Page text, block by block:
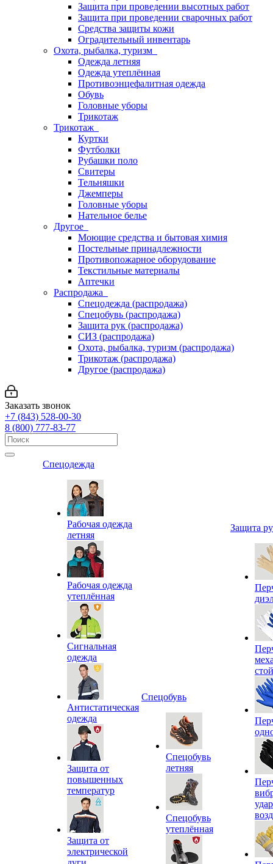
Защита при проведении высотных работ
Защита при проведении сварочных работ
Средства защиты кожи
Оградительный инвентарь
Охота, рыбалка, туризм
Одежда летняя
Одежда утеплённая
Противоэнцефалитная одежда
Обувь
Головные уборы
Трикотаж
Трикотаж
Куртки
Футболки
Рубашки поло
Свитеры
Тельняшки
Джемперы
Головные уборы
Нательное белье
Другое
Моющие средства и бытовая химия
Постельные принадлежности
Противопожарное оборудование
Текстильные материалы
Аптечки
Распродажа
Спецодежда (распродажа)
Спецобувь (распродажа)
Защита рук (распродажа)
СИЗ (распродажа)
Охота, рыбалка, туризм (распродажа)
Трикотаж (распродажа)
Другое (распродажа)
Заказать звонок
+7 (843) 528-00-30
8 (800) 777-83-77
Спецодежда
Рабочая одежда
летняя
Рабочая одежда
утеплённая
Сигнальная
одежда
Антистатическая
одежда
Защита от
повышенных
температур
Защита от
электрической
Спецобувь
Спецобувь
летняя
Спецобувь
утеплённая
Защита